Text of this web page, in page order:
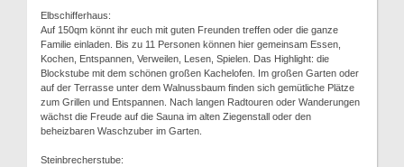
Elbschifferhaus:
Auf 150qm könnt ihr euch mit guten Freunden treffen oder die ganze
Familie einladen. Bis zu 11 Personen können hier gemeinsam Essen,
Kochen, Entspannen, Verweilen, Lesen, Spielen. Das Highlight: die
Blockstube mit dem schönen großen Kachelofen. Im großen Garten oder
auf der Terrasse unter dem Walnussbaum finden sich gemütliche Plätze
zum Grillen und Entspannen. Nach langen Radtouren oder Wanderungen
wächst die Freude auf die Sauna im alten Ziegenstall oder den
beheizbaren Waschzuber im Garten.
Steinbrecherstube: